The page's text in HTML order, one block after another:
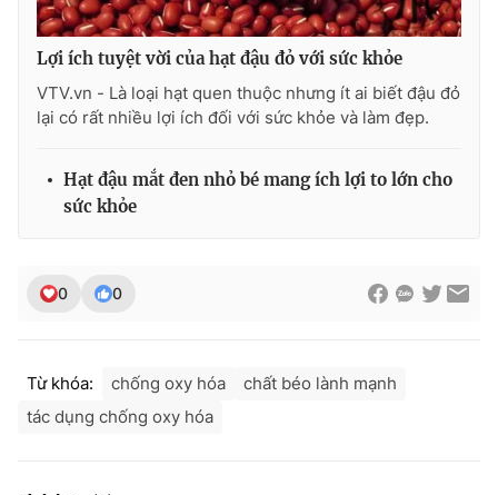
THỜI BÁO VTV
Theo dõi báo trên
Tổng Biên tập:Vũ Thanh Thủy
Phó Tổng Biên tập:Nguyễn Thị Mỹ Hạnh, Phạm Quốc Thắng,
Lợi ích tuyệt vời của hạt đậu đỏ với sức khỏe
VTV.vn - Là loại hạt quen thuộc nhưng ít ai biết đậu đỏ
lại có rất nhiều lợi ích đối với sức khỏe và làm đẹp.
Hạt đậu mắt đen nhỏ bé mang ích lợi to lớn cho
sức khỏe
0 0
Từ khóa: chống oxy hóa
chất béo lành mạnh
tác dụng chống oxy hóa